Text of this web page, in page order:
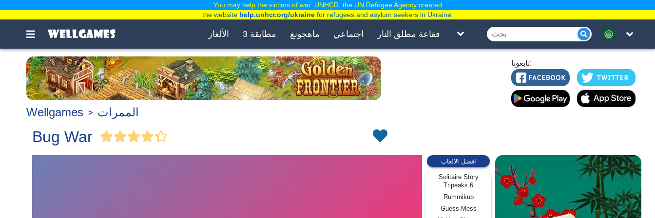
الألغاز مطابقة 3 ماهجونغ اجتماعي فقاعة مطلق النار
تابعونا:
Wellgames الممرات
Bug War
افضل الالعاب
Solitaire Story
Tripeaks 6
Rummikub
Guess Mess
You may help the victims of war. UNHCR, the UN Refugee Agency created
the website help.unhcr.org/ukrainefor refugees and asylum seekers in Ukraine.